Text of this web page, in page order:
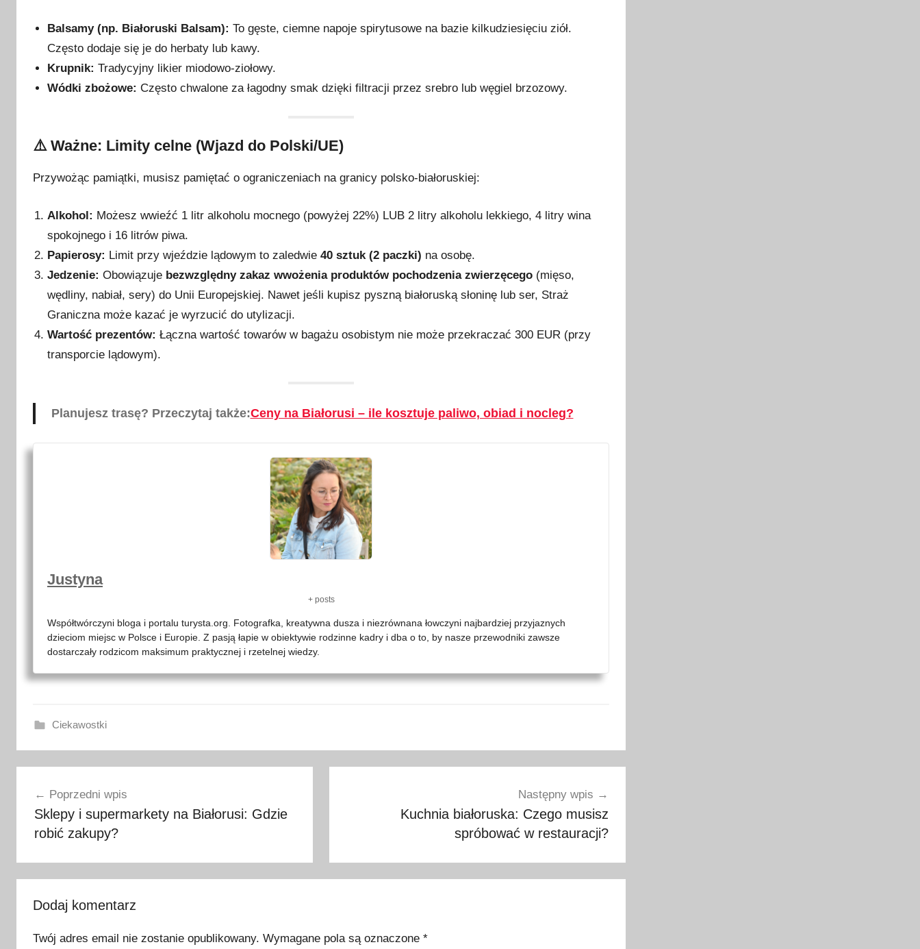
Balsamy (np. Białoruski Balsam): To gęste, ciemne napoje spirytusowe na bazie kilkudziesięciu ziół.
Często dodaje się je do herbaty lub kawy.
Krupnik: Tradycyjny likier miodowo-ziołowy.
Wódki zbożowe: Często chwalone za łagodny smak dzięki filtracji przez srebro lub węgiel brzozowy.
⚠️ Ważne: Limity celne (Wjazd do Polski/UE)
Przywożąc pamiątki, musisz pamiętać o ograniczeniach na granicy polsko-białoruskiej:
Alkohol: Możesz wwieźć 1 litr alkoholu mocnego (powyżej 22%) LUB 2 litry alkoholu lekkiego, 4 litry wina
spokojnego i 16 litrów piwa.
Papierosy: Limit przy wjeździe lądowym to zaledwie40 sztuk (2 paczki) na osobę.
Jedzenie: Obowiązuje bezwzględny zakaz wwożenia produktów pochodzenia zwierzęcego (mięso,
wędliny, nabiał, sery) do Unii Europejskiej. Nawet jeśli kupisz pyszną białoruską słoninę lub ser, Straż
Graniczna może kazać je wyrzucić do utylizacji.
Wartość prezentów: Łączna wartość towarów w bagażu osobistym nie może przekraczać 300 EUR (przy
transporcie lądowym).
Planujesz trasę? Przeczytaj także:Ceny na Białorusi – ile kosztuje paliwo, obiad i nocleg?
Justyna
+ posts
Współtwórczyni bloga i portalu turysta.org. Fotografka, kreatywna dusza i niezrównana łowczyni najbardziej przyjaznych
dzieciom miejsc w Polsce i Europie. Z pasją łapie w obiektywie rodzinne kadry i dba o to, by nasze przewodniki zawsze
dostarczały rodzicom maksimum praktycznej i rzetelnej wiedzy.
Ciekawostki
k
u
p
a
i
wpisuPoprzedni wpis
Sklepy i supermarkety na Białorusi: Gdzie
robić zakupy?
Następny wpis
Kuchnia białoruska: Czego musisz
spróbować w restauracji?
Dodaj komentarz
Twój adres email nie zostanie opublikowany. Wymagane pola są oznaczone *